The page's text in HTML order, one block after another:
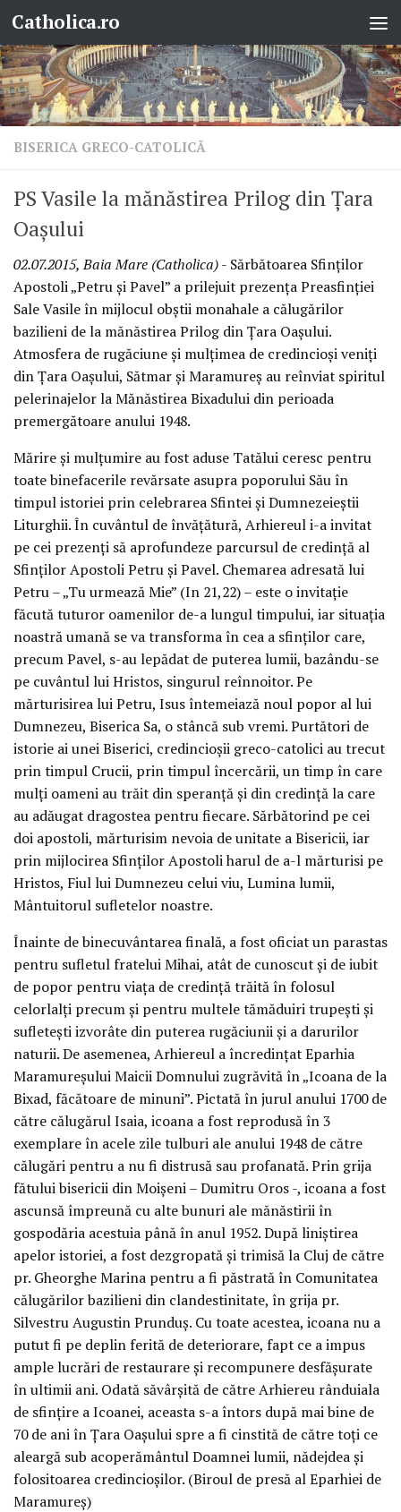
Skip to content
Catholica.ro
BISERICA GRECO-CATOLICĂ
PS Vasile la mănăstirea Prilog din Ţara
Oaşului
02.07.2015, Baia Mare (Catholica)- Sărbătoarea Sfinţilor
Apostoli „Petru şi Pavel” a prilejuit prezenţa Preasfinţiei
Sale Vasile în mijlocul obştii monahale a călugărilor
bazilieni de la mănăstirea Prilog din Ţara Oaşului.
Atmosfera de rugăciune şi mulţimea de credincioşi veniţi
din Ţara Oaşului, Sătmar şi Maramureş au reînviat spiritul
pelerinajelor la Mănăstirea Bixadului din perioada
premergătoare anului 1948.
Mărire şi mulţumire au fost aduse Tatălui ceresc pentru
toate binefacerile revărsate asupra poporului Său în
timpul istoriei prin celebrarea Sfintei şi Dumnezeieştii
Liturghii. În cuvântul de învăţătură, Arhiereul i-a invitat
pe cei prezenţi să aprofundeze parcursul de credinţă al
Sfinţilor Apostoli Petru şi Pavel. Chemarea adresată lui
Petru – „Tu urmează Mie” (In 21,22) – este o invitaţie
făcută tuturor oamenilor de-a lungul timpului, iar situaţia
noastră umană se va transforma în cea a sfinţilor care,
precum Pavel, s-au lepădat de puterea lumii, bazându-se
pe cuvântul lui Hristos, singurul reînnoitor. Pe
mărturisirea lui Petru, Isus întemeiază noul popor al lui
Dumnezeu, Biserica Sa, o stâncă sub vremi. Purtători de
istorie ai unei Biserici, credincioşii greco-catolici au trecut
prin timpul Crucii, prin timpul încercării, un timp în care
mulţi oameni au trăit din speranţă şi din credinţă la care
au adăugat dragostea pentru fiecare. Sărbătorind pe cei
doi apostoli, mărturisim nevoia de unitate a Bisericii, iar
prin mijlocirea Sfinţilor Apostoli harul de a-l mărturisi pe
Hristos, Fiul lui Dumnezeu celui viu, Lumina lumii,
Mântuitorul sufletelor noastre.
Înainte de binecuvântarea finală, a fost oficiat un parastas
pentru sufletul fratelui Mihai, atât de cunoscut şi de iubit
de popor pentru viaţa de credinţă trăită în folosul
celorlalţi precum şi pentru multele tămăduiri trupeşti şi
sufleteşti izvorâte din puterea rugăciunii şi a darurilor
naturii. De asemenea, Arhiereul a încredinţat Eparhia
Maramureşului Maicii Domnului zugrăvită în „Icoana de la
Bixad, făcătoare de minuni”. Pictată în jurul anului 1700 de
către călugărul Isaia, icoana a fost reprodusă în 3
exemplare în acele zile tulburi ale anului 1948 de către
călugări pentru a nu fi distrusă sau profanată. Prin grija
fătului bisericii din Moişeni – Dumitru Oros -, icoana a fost
ascunsă împreună cu alte bunuri ale mănăstirii în
gospodăria acestuia până în anul 1952. După liniştirea
apelor istoriei, a fost dezgropată şi trimisă la Cluj de către
pr. Gheorghe Marina pentru a fi păstrată în Comunitatea
călugărilor bazilieni din clandestinitate, în grija pr.
Silvestru Augustin Prunduş. Cu toate acestea, icoana nu a
putut fi pe deplin ferită de deteriorare, fapt ce a impus
ample lucrări de restaurare şi recompunere desfăşurate
în ultimii ani. Odată săvârşită de către Arhiereu rânduiala
de sfinţire a Icoanei, aceasta s-a întors după mai bine de
70 de ani în Ţara Oaşului spre a fi cinstită de către toţi ce
aleargă sub acoperământul Doamnei lumii, nădejdea şi
folositoarea credincioşilor. (Biroul de presă al Eparhiei de
Maramureş)